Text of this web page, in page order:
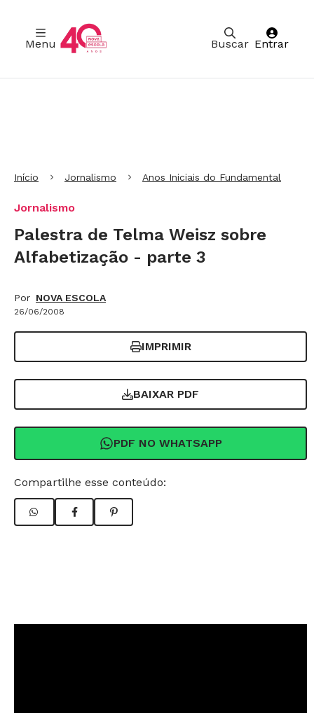
Buscar
Menu Entrar
Início Jornalismo Anos Iniciais do Fundamental
Jornalismo
Palestra de Telma Weisz sobre
Alfabetização - parte 3
Por NOVA ESCOLA
26/06/2008
IMPRIMIR
BAIXAR PDF
PDF NO WHATSAPP
Compartilhe esse conteúdo: